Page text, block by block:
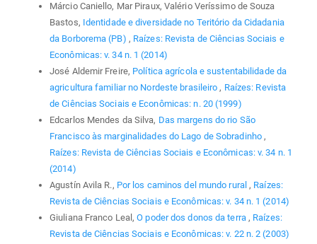
Márcio Caniello, Mar Piraux, Valério Veríssimo de Souza
Bastos, Identidade e diversidade no Teritório da Cidadania
da Borborema (PB) , Raízes: Revista de Ciências Sociais e
Econômicas: v. 34 n. 1 (2014)
José Aldemir Freire, Política agrícola e sustentabilidade da
agricultura familiar no Nordeste brasileiro, Raízes: Revista
de Ciências Sociais e Econômicas: n. 20 (1999)
Edcarlos Mendes da Silva, Das margens do rio São
Francisco às marginalidades do Lago de Sobradinho,
Raízes: Revista de Ciências Sociais e Econômicas: v. 34 n. 1
(2014)
Agustín Avila R., Por los caminos del mundo rural, Raízes:
Revista de Ciências Sociais e Econômicas: v. 34 n. 1 (2014)
Giuliana Franco Leal,O poder dos donos da terra , Raízes:
Revista de Ciências Sociais e Econômicas: v. 22 n. 2 (2003)